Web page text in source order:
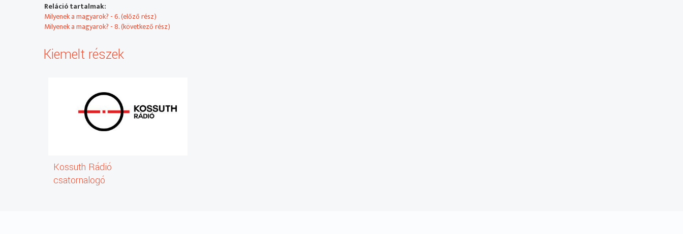
Reláció tartalmak:
Milyenek a magyarok? - 6. (előző rész)
Milyenek a magyarok? - 8. (következő rész)
Kiemelt részek
Kossuth Rádió
csatornalogó